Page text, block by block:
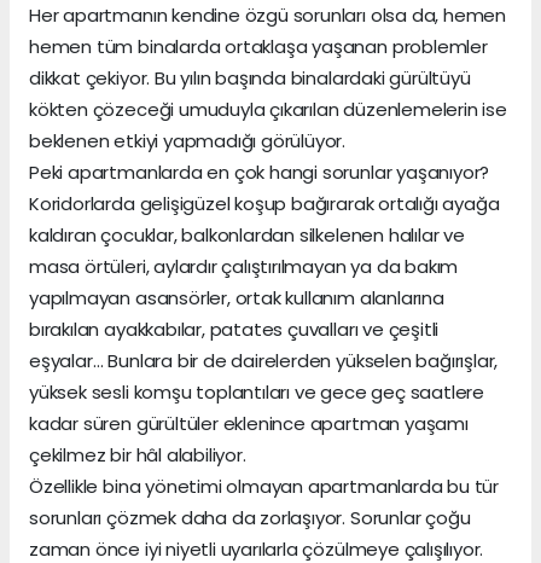
Her apartmanın kendine özgü sorunları olsa da, hemen
hemen tüm binalarda ortaklaşa yaşanan problemler
dikkat çekiyor. Bu yılın başında binalardaki gürültüyü
kökten çözeceği umuduyla çıkarılan düzenlemelerin ise
beklenen etkiyi yapmadığı görülüyor.
Peki apartmanlarda en çok hangi sorunlar yaşanıyor?
Koridorlarda gelişigüzel koşup bağırarak ortalığı ayağa
kaldıran çocuklar, balkonlardan silkelenen halılar ve
masa örtüleri, aylardır çalıştırılmayan ya da bakım
yapılmayan asansörler, ortak kullanım alanlarına
bırakılan ayakkabılar, patates çuvalları ve çeşitli
eşyalar… Bunlara bir de dairelerden yükselen bağırışlar,
yüksek sesli komşu toplantıları ve gece geç saatlere
kadar süren gürültüler eklenince apartman yaşamı
çekilmez bir hâl alabiliyor.
Özellikle bina yönetimi olmayan apartmanlarda bu tür
sorunları çözmek daha da zorlaşıyor. Sorunlar çoğu
zaman önce iyi niyetli uyarılarla çözülmeye çalışılıyor.